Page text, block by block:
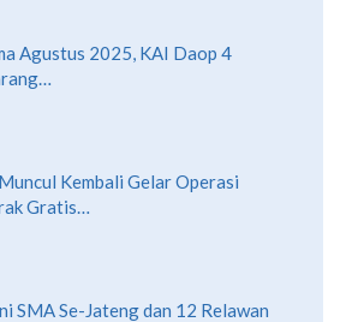
Agustus 2025, KAI Daop 4
Kembali Gelar Operasi
Gratis…
SMA Se-Jateng dan 12 Relawan